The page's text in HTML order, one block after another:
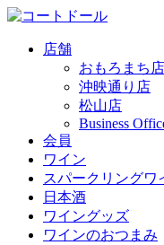
店舗
おもろまち店
沖映通り店
松山店
Business
会員
ワイン
スパークリングワ
日本酒
ワイングッズ
ワインのおつまみ